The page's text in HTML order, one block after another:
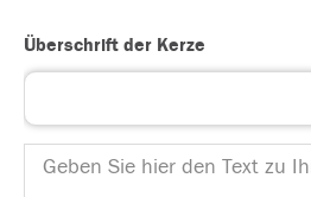
Überschrift der Kerze